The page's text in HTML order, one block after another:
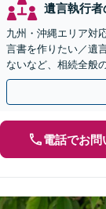
遺言執行者
九州・沖縄エリア対
言書を作りたい／遺
ないなど、相続全般
な問題も粘り強く対
電話でお問